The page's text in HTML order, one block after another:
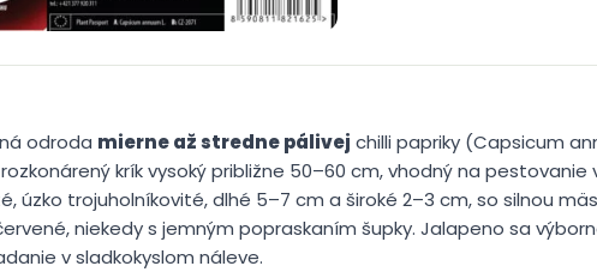
odroda mierne až stredne pálivej chilli papriky (Capsicum
krík vysoký približne 50–60 cm, vhodný na pestovanie
úzko trojuholníkovité, dlhé 5–7 cm a široké 2–3 cm, so silnou
niekedy s jemným popraskaním šupky. Jalapeno sa
v sladkokyslom náleve.